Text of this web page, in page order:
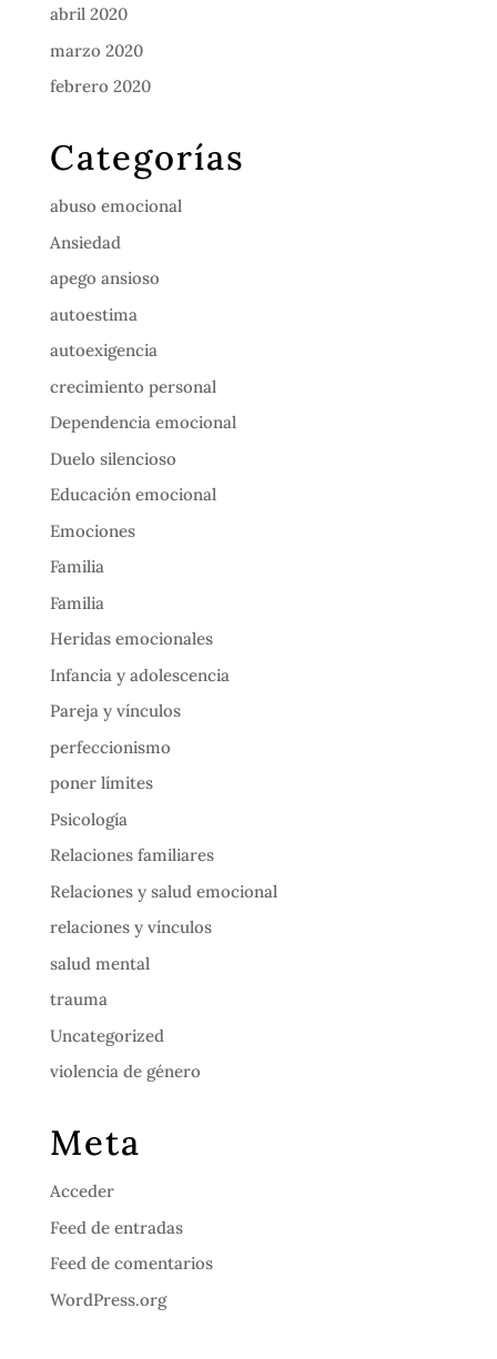
abril 2020
marzo 2020
febrero 2020
Categorías
abuso emocional
Ansiedad
apego ansioso
autoestima
autoexigencia
crecimiento personal
Dependencia emocional
Duelo silencioso
Educación emocional
Emociones
Familia
Familia
Heridas emocionales
Infancia y adolescencia
Pareja y vínculos
perfeccionismo
poner límites
Psicología
Relaciones familiares
Relaciones y salud emocional
relaciones y vínculos
salud mental
trauma
Uncategorized
violencia de género
Meta
Acceder
Feed de entradas
Feed de comentarios
WordPress.org